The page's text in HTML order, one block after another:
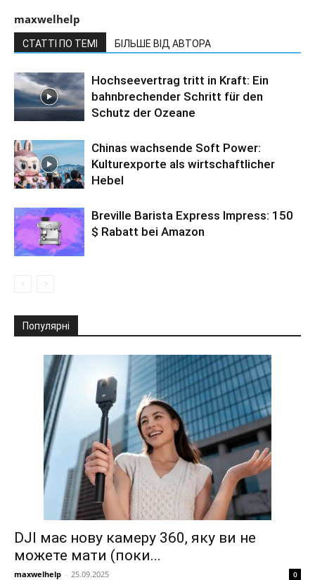
maxwelhelp
СТАТТІ ПО ТЕМІ БІЛЬШЕ ВІД АВТОРА
Hochseevertrag tritt in Kraft: Ein
bahnbrechender Schritt für den
Schutz der Ozeane
Chinas wachsende Soft Power:
Kulturexporte als wirtschaftlicher
Hebel
Breville Barista Express Impress: 150
$ Rabatt bei Amazon
Популярні
DJI має нову камеру 360, яку ви не
можете мати (поки...
maxwelhelp - 25.09.2025 0